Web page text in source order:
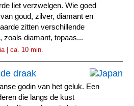
liet verzwelgen. Wie goed
goud, zilver, diamant en
zitten verschillende
zoals diamant, topaas...
| ca. 10 min.
draak
godin van het geluk. Een
die langs de kust